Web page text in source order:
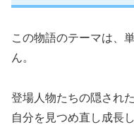
この物語のテーマは、
ん。
登場人物たちの隠され
自分を見つめ直し成長